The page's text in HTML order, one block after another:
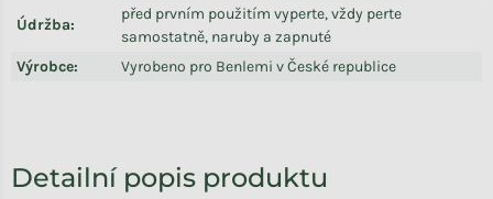
Údržba:
před prvním použitím vyperte, vždy perte
samostatně, naruby a zapnuté
Výrobce: Vyrobeno pro Benlemi v České republice
Detailní popis produktu